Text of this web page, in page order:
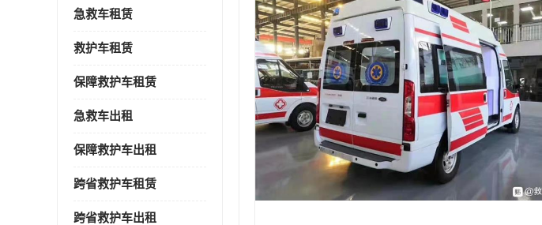
急救车租赁
救护车租赁
保障救护车租赁
急救车出租
保障救护车出租
跨省救护车租赁
跨省救护车出租